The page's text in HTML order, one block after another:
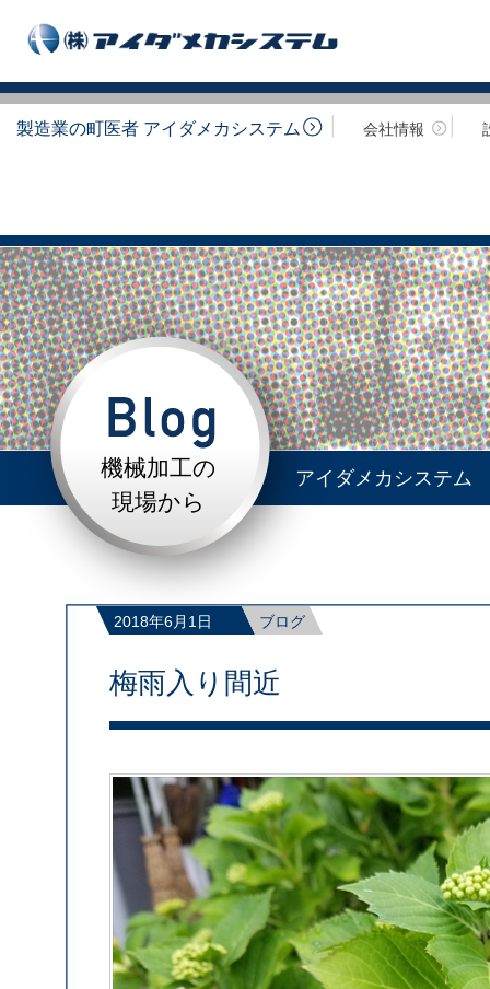
製造業の町医者 アイダメカシステム 会社情報
機械加工の
現場から
アイダメカシステム
2018年6月1日 ブログ
梅雨入り間近